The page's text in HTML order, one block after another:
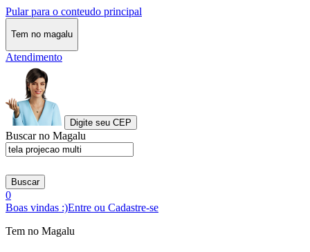
Pular para o conteudo principal
Tem no magalu
Atendimento
Digite seu CEP
Buscar no Magalu
Buscar
0
Boas vindas :)Entre ou Cadastre-se
Tem no Magalu